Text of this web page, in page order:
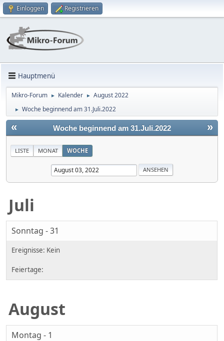
Einloggen Registrieren
Hauptmenü
Mikro-Forum ► Kalender ► August 2022
► Woche beginnend am 31.Juli.2022
« »
Woche beginnend am 31.Juli.2022
LISTE MONAT WOCHE
Juli
Sonntag - 31
August
Montag - 1